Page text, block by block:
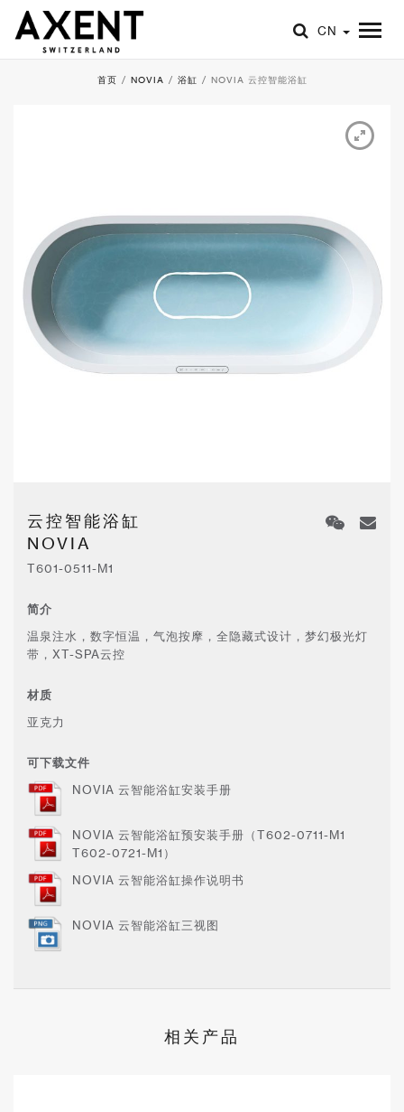
CN
首页 / NOVIA / 浴缸 / NOVIA 云控智能浴缸
云控智能浴缸
NOVIA
T601-0511-M1
简介
温泉注水，数字恒温，气泡按摩，全隐藏式设计，梦幻极光灯
带，XT-SPA云控
材质
亚克力
可下载文件
NOVIA 云智能浴缸安装手册
NOVIA 云智能浴缸预安装手册（T602-0711-M1
T602-0721-M1）
NOVIA 云智能浴缸操作说明书
NOVIA 云智能浴缸三视图
相关产品